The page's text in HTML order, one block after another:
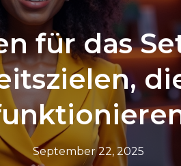
für das
September 22, 2025